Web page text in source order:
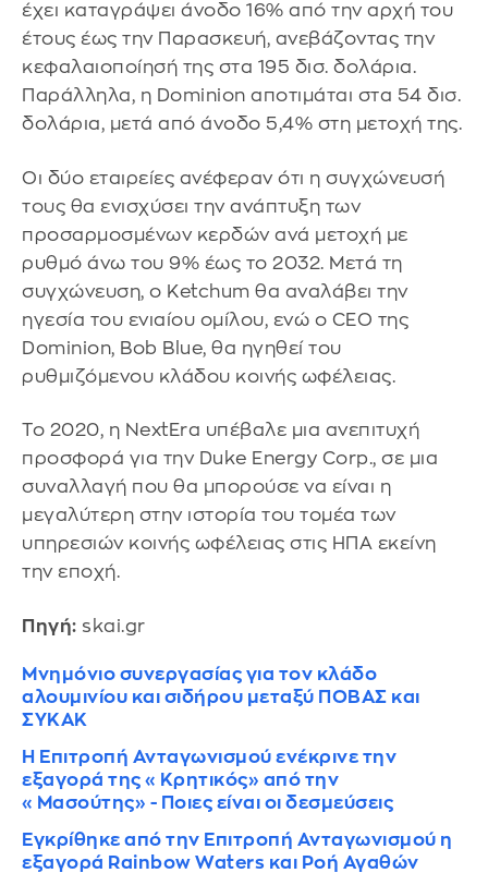
έχει καταγράψει άνοδο 16% από την αρχή του
έτους έως την Παρασκευή, ανεβάζοντας την
κεφαλαιοποίησή της στα 195 δισ. δολάρια.
Παράλληλα, η Dominion αποτιμάται στα 54 δισ.
δολάρια, μετά από άνοδο 5,4% στη μετοχή της.
Οι δύο εταιρείες ανέφεραν ότι η συγχώνευσή
τους θα ενισχύσει την ανάπτυξη των
προσαρμοσμένων κερδών ανά μετοχή με
ρυθμό άνω του 9% έως το 2032. Μετά τη
συγχώνευση, ο Ketchum θα αναλάβει την
ηγεσία του ενιαίου ομίλου, ενώ ο CEO της
Dominion, Bob Blue, θα ηγηθεί του
ρυθμιζόμενου κλάδου κοινής ωφέλειας.
Το 2020, η NextEra υπέβαλε μια ανεπιτυχή
προσφορά για την Duke Energy Corp., σε μια
συναλλαγή που θα μπορούσε να είναι η
μεγαλύτερη στην ιστορία του τομέα των
υπηρεσιών κοινής ωφέλειας στις ΗΠΑ εκείνη
την εποχή.
Πηγή: skai.gr
Μνημόνιο συνεργασίας για τον κλάδο
αλουμινίου και σιδήρου μεταξύ ΠΟΒΑΣ και
ΣΥΚΑΚ
Η Επιτροπή Ανταγωνισμού ενέκρινε την
εξαγορά της «Κρητικός» από την
«Μασούτης» - Ποιες είναι οι δεσμεύσεις
Εγκρίθηκε από την Επιτροπή Ανταγωνισμού η
εξαγορά Rainbow Waters και Ροή Αγαθών